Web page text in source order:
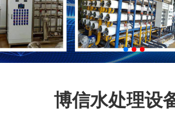
博信水处理设